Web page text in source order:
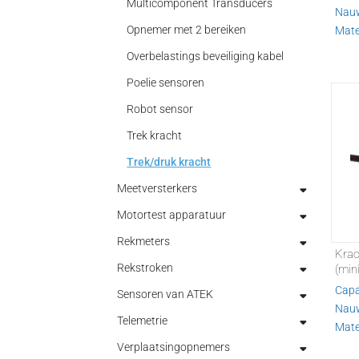
Multicomponent Transducers
Opnemer met 2 bereiken
Overbelastings beveiliging kabel
Poelie sensoren
Robot sensor
Trek kracht
Trek/druk kracht
Meetversterkers
Analoge meetversterkers
Digitale meetversterkers
Draagbare indicatoren
Indicatoren
Process controllers
USB meetversterkers
Motortest apparatuur
Elektronica voor motortest
Hysterese dynamometers
Poeder Dynamometer (rem)
Rem componenten
Wervelstroom Dynamometer
Rekmeters
Optische rekmeters
Rekmeters aanschroefbaar
Rekmeters hoog oplossend
Rekstroken
Accessoires voor rekstroken
Meetversterkers
analyse/onderzoek
Sensoren van ATEK
Druksensoren
Lineaire verplaatsing Io T-
Telemetrie
Bluetooth meetversterkers
Verplaatsingopnemers